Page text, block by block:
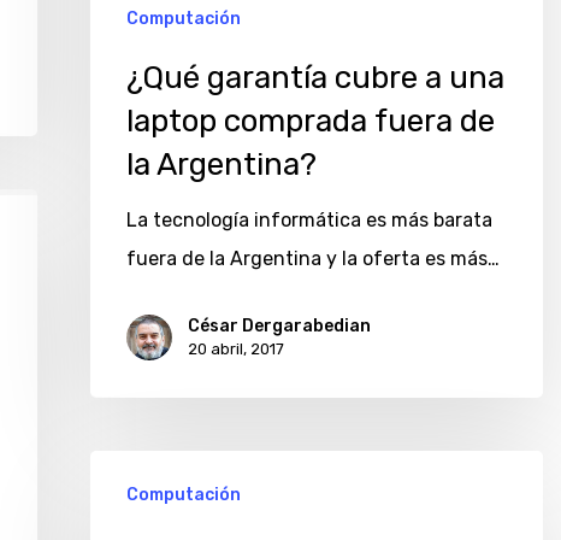
Computación
¿Qué garantía cubre a una
laptop comprada fuera de
la Argentina?
La tecnología informática es más barata
fuera de la Argentina y la oferta es más…
César Dergarabedian
20 abril, 2017
lanza
Computación